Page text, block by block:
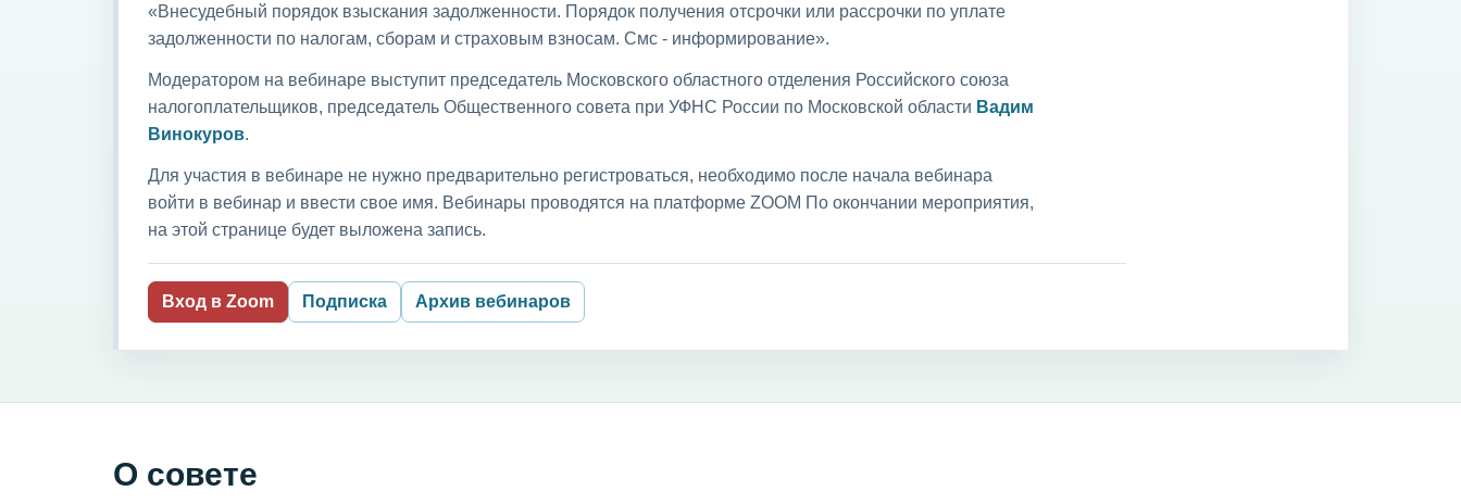
«Внесудебный порядок взыскания задолженности. Порядок получения отсрочки или рассрочки по уплате
задолженности по налогам, сборам и страховым взносам. Смс - информирование».
Модератором на вебинаре выступит председатель Московского областного отделения Российского союза
налогоплательщиков, председатель Общественного совета при УФНС России по Московской области Вадим
Винокуров.
Для участия в вебинаре не нужно предварительно регистроваться, необходимо после начала вебинара
войти в вебинар и ввести свое имя. Вебинары проводятся на платформе ZOOM По окончании мероприятия,
на этой странице будет выложена запись.
Вход в Zoom Подписка Архив вебинаров
О совете